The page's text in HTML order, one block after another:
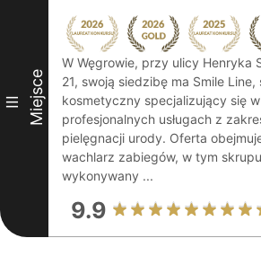
III Miejsce
W Węgrowie, przy ulicy Henryka
21, swoją siedzibę ma Smile Line,
kosmetyczny specjalizujący się w
profesjonalnych usługach z
pielęgnacji urody. Oferta
wachlarz zabiegów, w tym
wykonywany ...
9.9